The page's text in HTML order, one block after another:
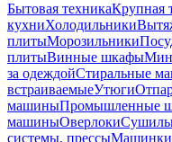
Бытовая техникаКрупная
кухниХолодильники
плитыМорозильники
плитыВинные шкафы
за одеждойСтиральные
встраиваемыеУтюги
машиныПромышленные
машиныОверлоки
системы, прессыМашинки